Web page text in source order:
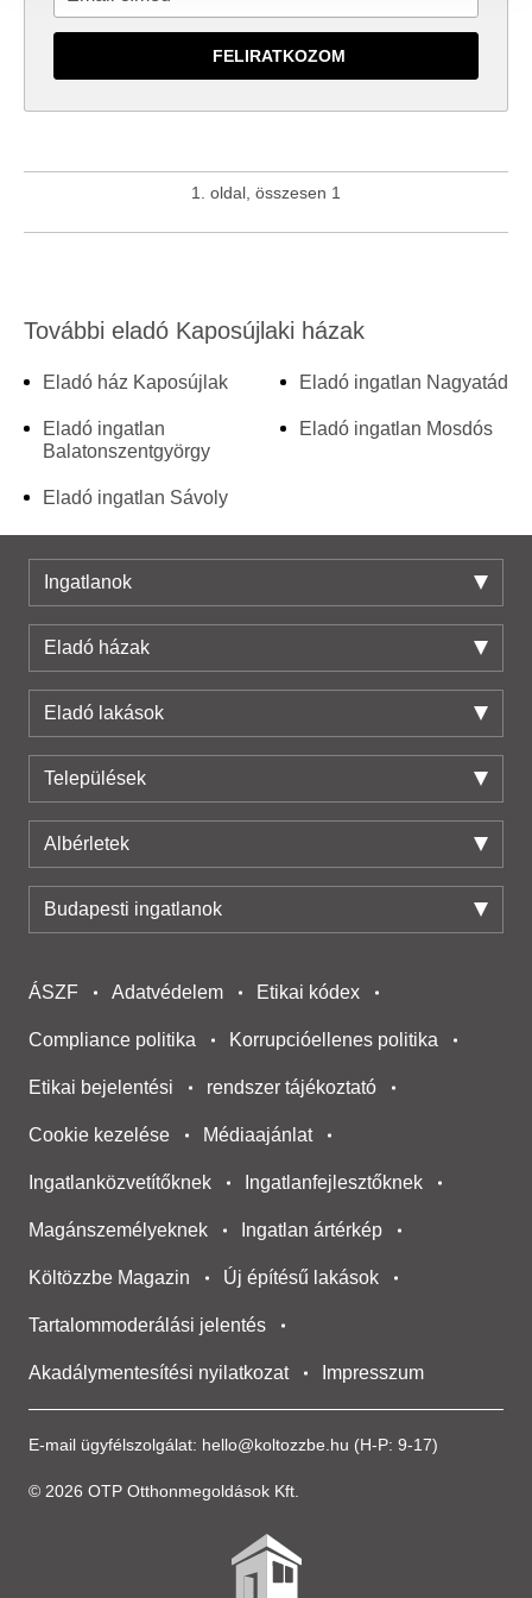
adatait, akik kombinálhatják az adatokat más olyan
adatokkal, amelyeket Ön adott meg számukra vagy az
1. oldal, összesen 1
További eladó Kaposújlaki házak
Eladó ház Kaposújlak
Eladó ingatlan
Balatonszentgyörgy
Eladó ingatlan Sávoly
Eladó ingatlan Nagyatád
Eladó ingatlan Mosdós
Ingatlanok
Eladó házak
Eladó lakások
Települések
Albérletek
Budapesti ingatlanok
E-mail ügyfélszolgálat: hello@koltozzbe.hu (H-P: 9-17)
© 2026 OTP Otthonmegoldások Kft.
ÁSZF Adatvédelem Etikai kódex
Compliance politika Korrupcióellenes politika
Etikai bejelentési rendszer tájékoztató
Cookie kezelése Médiaajánlat
Ingatlanközvetítőknek Ingatlanfejlesztőknek
Magánszemélyeknek Ingatlan ártérkép
Költözzbe Magazin Új építésű lakások
Tartalommoderálási jelentés
Akadálymentesítési nyilatkozat Impresszum